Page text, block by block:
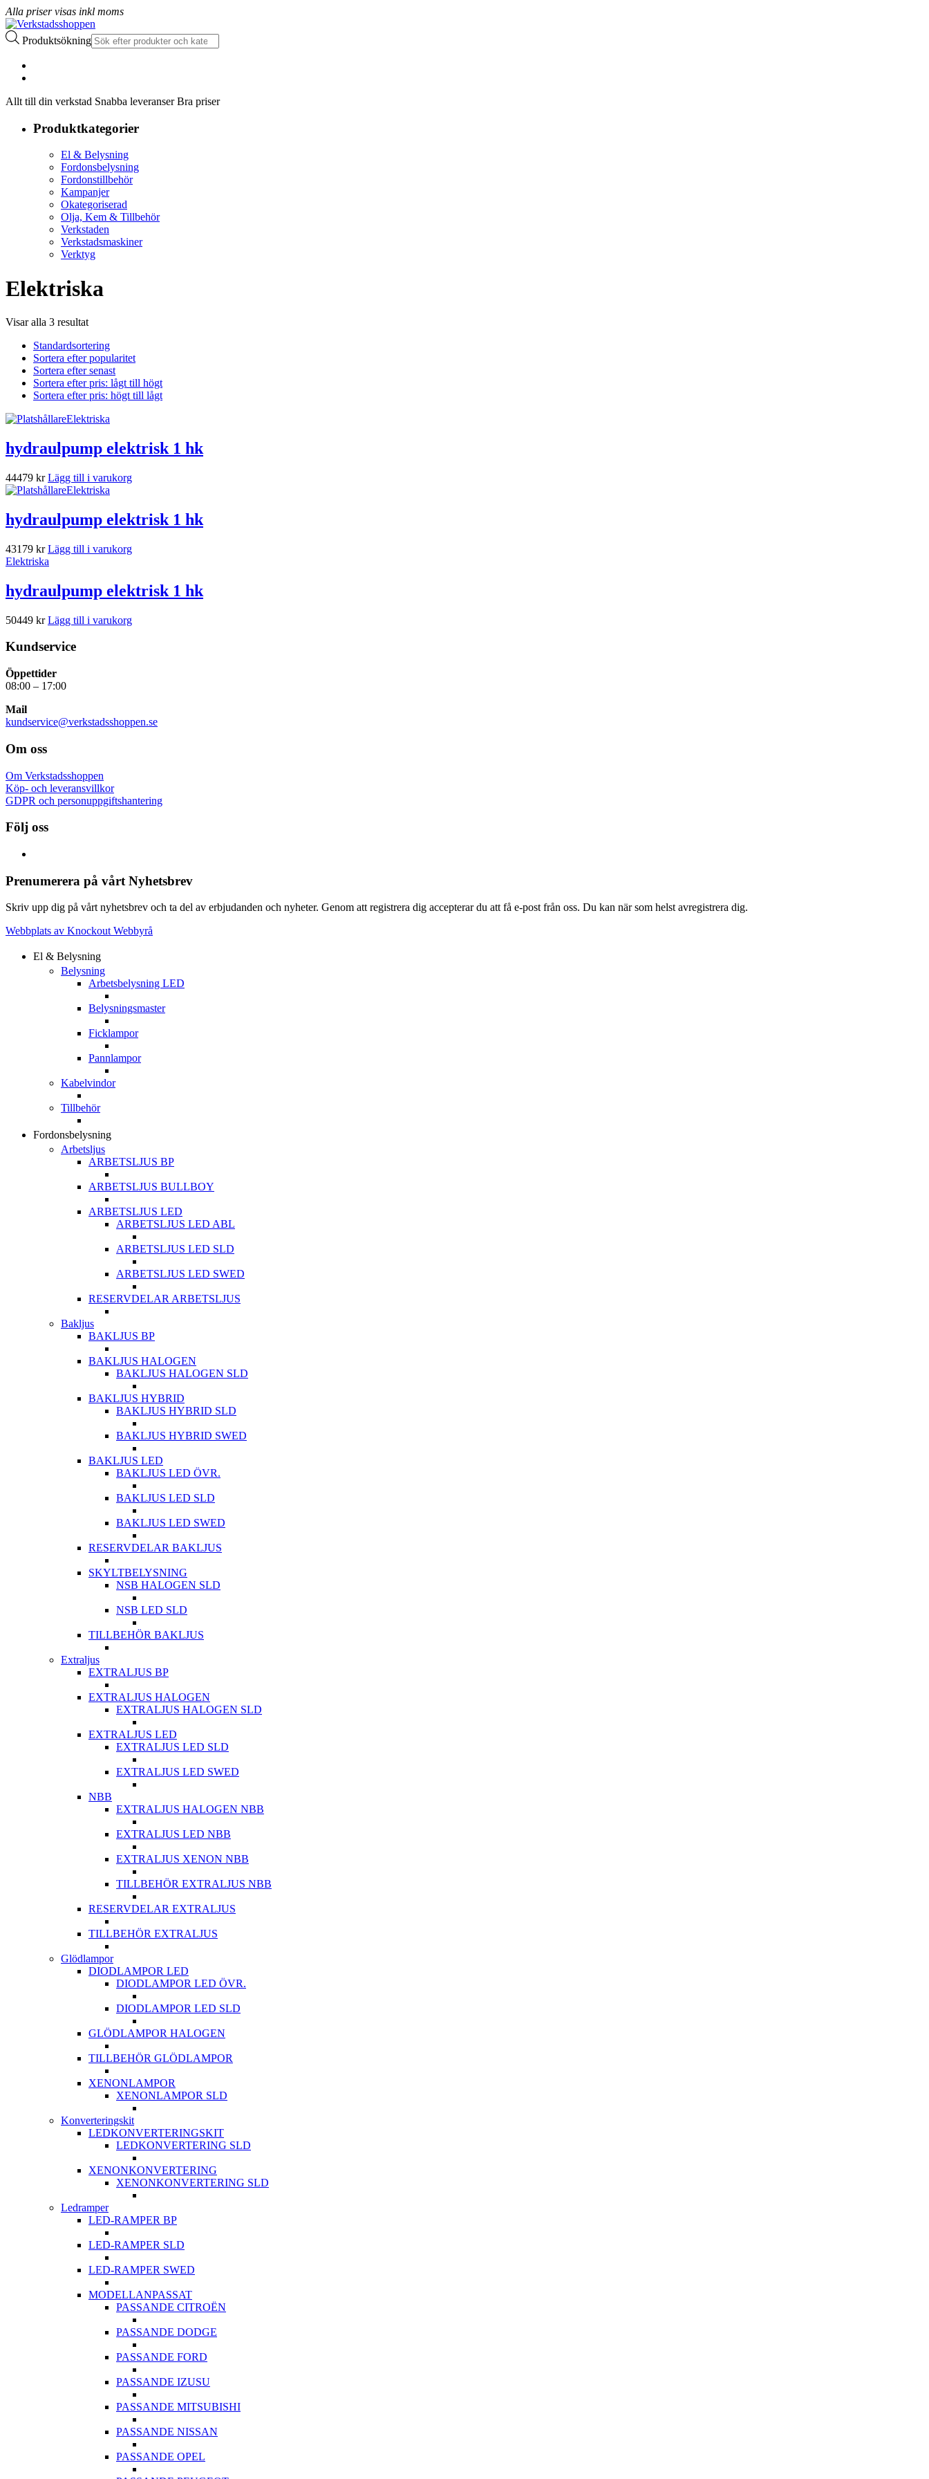
Alla priser visas inkl moms
Produktsökning
Allt till din verkstad Snabba leveranser Bra priser
Produktkategorier
El & Belysning
Fordonsbelysning
Fordonstillbehör
Kampanjer
Okategoriserad
Olja, Kem & Tillbehör
Verkstaden
Verkstadsmaskiner
Verktyg
Elektriska
Visar alla 3 resultat
Standardsortering
Sortera efter popularitet
Sortera efter senast
Sortera efter pris: lågt till högt
Sortera efter pris: högt till lågt
Elektriska
hydraulpump elektrisk 1 hk
44479 kr Lägg till i varukorg
Elektriska
hydraulpump elektrisk 1 hk
43179 kr Lägg till i varukorg
Elektriska
hydraulpump elektrisk 1 hk
50449 kr Lägg till i varukorg
Kundservice
Öppettider
08:00 – 17:00
Mail
kundservice@verkstadsshoppen.se
Om oss
Om Verkstadsshoppen
Köp- och leveransvillkor
GDPR och personuppgiftshantering
Följ oss
Prenumerera på vårt Nyhetsbrev
Skriv upp dig på vårt nyhetsbrev och ta del av erbjudanden och nyheter. Genom att registrera dig accepterar du att få e-post från oss. Du kan när som helst avregistrera dig.
Webbplats av Knockout Webbyrå
El & Belysning
Belysning
Arbetsbelysning LED
Belysningsmaster
Ficklampor
Pannlampor
Kabelvindor
Tillbehör
Fordonsbelysning
Arbetsljus
ARBETSLJUS BP
ARBETSLJUS BULLBOY
ARBETSLJUS LED
ARBETSLJUS LED ABL
ARBETSLJUS LED SLD
ARBETSLJUS LED SWED
RESERVDELAR ARBETSLJUS
Bakljus
BAKLJUS BP
BAKLJUS HALOGEN
BAKLJUS HALOGEN SLD
BAKLJUS HYBRID
BAKLJUS HYBRID SLD
BAKLJUS HYBRID SWED
BAKLJUS LED
BAKLJUS LED ÖVR.
BAKLJUS LED SLD
BAKLJUS LED SWED
RESERVDELAR BAKLJUS
SKYLTBELYSNING
NSB HALOGEN SLD
NSB LED SLD
TILLBEHÖR BAKLJUS
Extraljus
EXTRALJUS BP
EXTRALJUS HALOGEN
EXTRALJUS HALOGEN SLD
EXTRALJUS LED
EXTRALJUS LED SLD
EXTRALJUS LED SWED
NBB
EXTRALJUS HALOGEN NBB
EXTRALJUS LED NBB
EXTRALJUS XENON NBB
TILLBEHÖR EXTRALJUS NBB
RESERVDELAR EXTRALJUS
TILLBEHÖR EXTRALJUS
Glödlampor
DIODLAMPOR LED
DIODLAMPOR LED ÖVR.
DIODLAMPOR LED SLD
GLÖDLAMPOR HALOGEN
TILLBEHÖR GLÖDLAMPOR
XENONLAMPOR
XENONLAMPOR SLD
Konverteringskit
LEDKONVERTERINGSKIT
LEDKONVERTERING SLD
XENONKONVERTERING
XENONKONVERTERING SLD
Ledramper
LED-RAMPER BP
LED-RAMPER SLD
LED-RAMPER SWED
MODELLANPASSAT
PASSANDE CITROËN
PASSANDE DODGE
PASSANDE FORD
PASSANDE IZUSU
PASSANDE MITSUBISHI
PASSANDE NISSAN
PASSANDE OPEL